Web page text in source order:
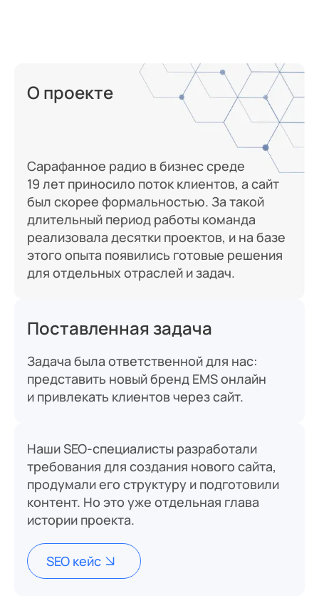
О проекте
Сарафанное радио в бизнес среде
19 лет приносило поток клиентов, а сайт
был скорее формальностью. За такой
длительный период работы команда
реализовала десятки проектов, и на базе
этого опыта появились готовые решения
для отдельных отраслей и задач.
Поставленная задача
Задача была ответственной для нас:
представить новый бренд EMS онлайн
и привлекать клиентов через сайт.
Наши SEO-специалисты разработали
требования для создания нового сайта,
продумали его структуру и подготовили
контент. Но это уже отдельная глава
истории проекта.
SEO кейс